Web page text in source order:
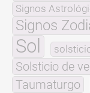
Signos
Signos
Sol
Solsticio de
Taumaturgo